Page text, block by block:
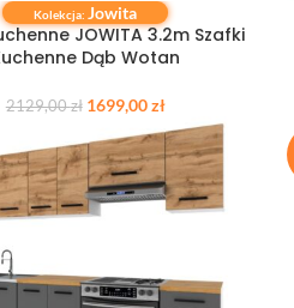
KOSZYKA
Kolekcja:Jowita
JOWITA 3.2m Szafki
Dąb Wotan
2129,00zł 1699,00zł